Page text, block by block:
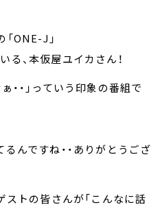
ONE-J」
る、本仮屋ユイカさん！
・・」っていう印象の番組で
んですね・・ありがとうござ
ストの皆さんが「こんなに話